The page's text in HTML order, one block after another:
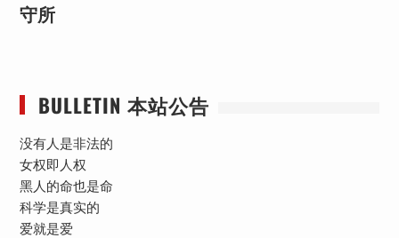
守所
BULLETIN 本站公告
没有人是非法的
女权即人权
黑人的命也是命
科学是真实的
爱就是爱